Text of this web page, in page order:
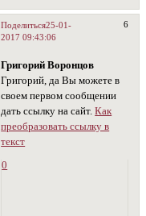
Поделиться 6
25-01-
2017 09:43:06
Григорий Воронцов
Григорий, да Вы можете в
своем первом сообщении
дать ссылку на сайт.Как
преобразовать ссылку в
текст
0